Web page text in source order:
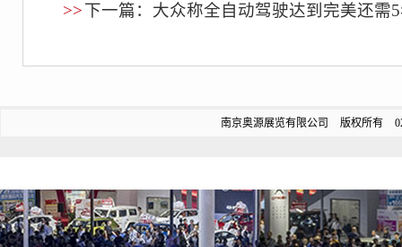
>>下一篇：大众称全自动驾驶达到完美还需
南京奥源展览有限公司 版权所有